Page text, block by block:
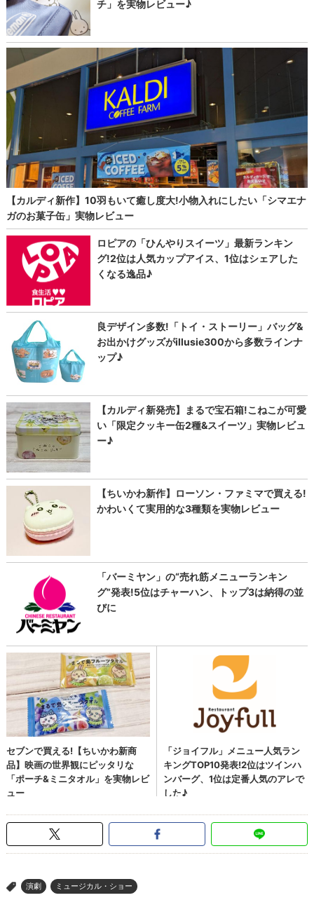
> 演劇 ミュージカル・ショー